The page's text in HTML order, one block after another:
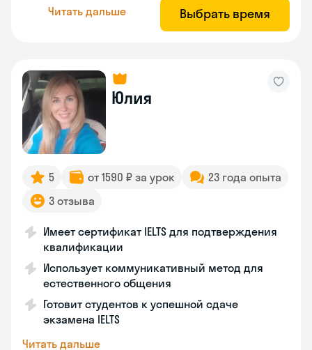
Читать дальше Выбрать время
Юлия
5 от 1590 ₽ за урок
23 года опыта
3 отзыва
Имеет сертификат IELTS для подтверждения
квалификации
Использует коммуникативный метод для
естественного общения
Готовит студентов к успешной сдаче
экзамена IELTS
Читать дальше